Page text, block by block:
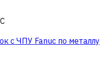
с ЧПУ Fanuc по металлу